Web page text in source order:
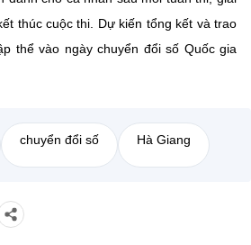
thúc cuộc thi. Dự kiến tổng kết và trao
thể vào ngày chuyển đổi số Quốc gia
chuyển đổi số Hà Giang